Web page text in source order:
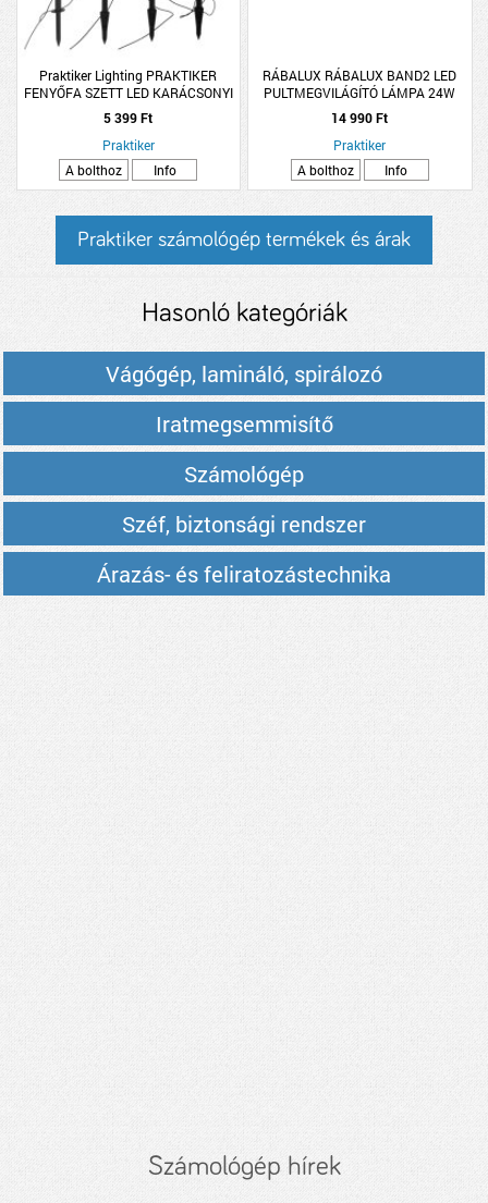
Praktiker Lighting PRAKTIKER
FENYŐFA SZETT LED KARÁCSONYI
SZOLÁR IP44 LESZÚRHATÓ
KÁBELHOSSZ:86CM, 7X43,5CM
ZÖLD
5 399 Ft
Praktiker
A bolthoz
Info
RÁBALUX RÁBALUX BAND2 LED
PULTMEGVILÁGÍTÓ LÁMPA 24W
1650LM 4000K IP20 113,5X3,5CM
FEKETE
14 990 Ft
Praktiker
A bolthoz
Info
Praktiker számológép termékek és árak
Hasonló kategóriák
Vágógép, lamináló, spirálozó
Iratmegsemmisítő
Számológép
Széf, biztonsági rendszer
Árazás- és feliratozástechnika
Számológép hírek